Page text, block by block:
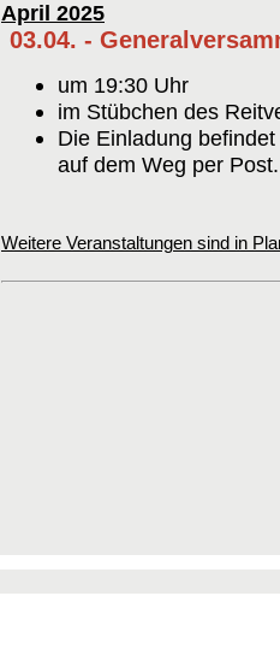
April 2025
03.04. -
um 19:30 Uhr
im Stübchen des
Die Einladung
auf dem Weg per Post.
Weitere Veranstaltungen sind in